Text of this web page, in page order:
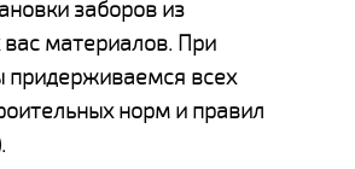
заборов из
материалов. При
придерживаемся всех
норм и правил